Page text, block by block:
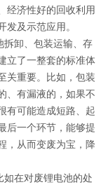
经济性好的回收利用
及示范应用。
卸、包装运输、存
立了一整套的标准体
关重要。比如，包装
、有漏液的，如果不
有可能造成短路、起
后一个环节，能够提
，从而变废为宝，降
在对废锂电池的处